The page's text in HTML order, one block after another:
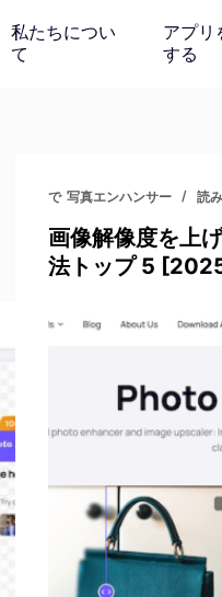
衣
1
私たちについ
て
アプリ
する
で 写真エンハンサー 読
画像解像度を上
法トップ 5